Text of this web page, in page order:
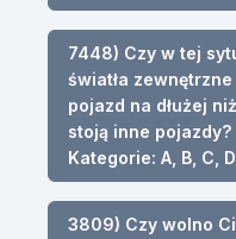
7448) Czy w tej
światła
pojazd na dłużej
stoją inne pojazdy?
Kategorie: A, B, C,
3809) Czy wolno